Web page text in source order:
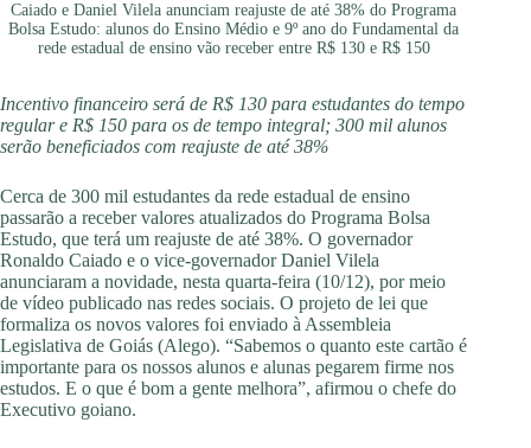
Caiado e Daniel Vilela anunciam reajuste de até 38% do Programa
Bolsa Estudo: alunos do Ensino Médio e 9º ano do Fundamental da
rede estadual de ensino vão receber entre R$ 130 e R$ 150
Incentivo financeiro será de R$ 130 para estudantes do tempo
regular e R$ 150 para os de tempo integral; 300 mil alunos
serão beneficiados com reajuste de até 38%
Cerca de 300 mil estudantes da rede estadual de ensino
passarão a receber valores atualizados do Programa Bolsa
Estudo, que terá um reajuste de até 38%. O governador
Ronaldo Caiado e o vice-governador Daniel Vilela
anunciaram a novidade, nesta quarta-feira (10/12), por meio
de vídeo publicado nas redes sociais. O projeto de lei que
formaliza os novos valores foi enviado à Assembleia
Legislativa de Goiás (Alego). “Sabemos o quanto este cartão é
importante para os nossos alunos e alunas pegarem firme nos
estudos. E o que é bom a gente melhora”, afirmou o chefe do
Executivo goiano.